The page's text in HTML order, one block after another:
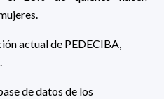
actual de PEDECIBA,
de datos de los